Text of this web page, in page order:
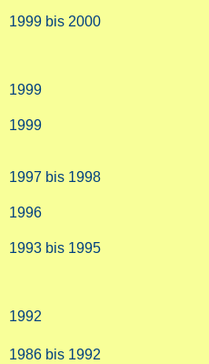
1999 bis 2000
1999
1999
1997 bis 1998
1996
1993 bis 1995
1992
1986 bis 1992